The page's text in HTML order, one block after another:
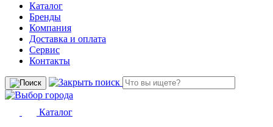
Каталог
Бренды
Компания
Доставка и оплата
Сервис
Контакты
Каталог